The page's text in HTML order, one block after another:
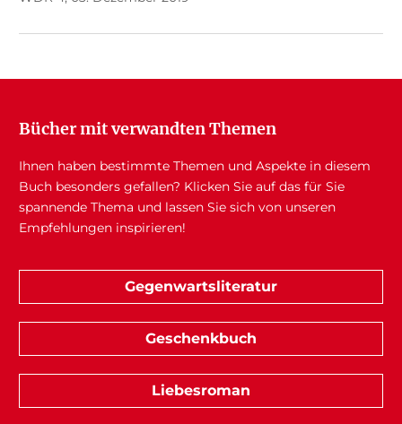
Bücher mit verwandten Themen
Ihnen haben bestimmte Themen und Aspekte in diesem
Buch besonders gefallen? Klicken Sie auf das für Sie
spannende Thema und lassen Sie sich von unseren
Empfehlungen inspirieren!
Gegenwartsliteratur
Geschenkbuch
Liebesroman